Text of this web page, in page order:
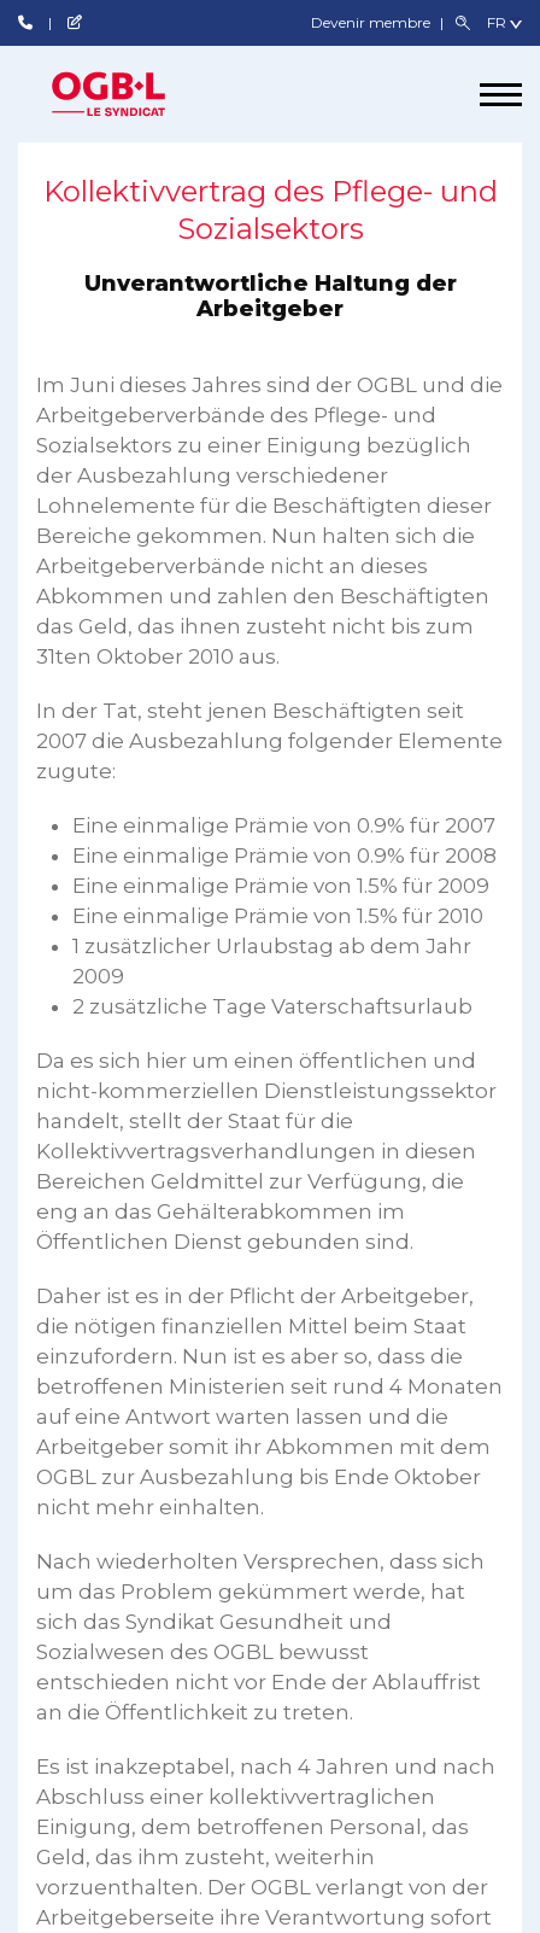
Devenir membre
Kollektivvertrag des Pflege- und
Sozialsektors
Unverantwortliche Haltung der
Arbeitgeber
Im Juni dieses Jahres sind der OGBL und die
Arbeitgeberverbände des Pflege- und
Sozialsektors zu einer Einigung bezüglich
der Ausbezahlung verschiedener
Lohnelemente für die Beschäftigten dieser
Bereiche gekommen. Nun halten sich die
Arbeitgeberverbände nicht an dieses
Abkommen und zahlen den Beschäftigten
das Geld, das ihnen zusteht nicht bis zum
31ten Oktober 2010 aus.
In der Tat, steht jenen Beschäftigten seit
2007 die Ausbezahlung folgender Elemente
zugute:
Eine einmalige Prämie von 0.9% für 2007
Eine einmalige Prämie von 0.9% für 2008
Eine einmalige Prämie von 1.5% für 2009
Eine einmalige Prämie von 1.5% für 2010
1 zusätzlicher Urlaubstag ab dem Jahr
2009
2 zusätzliche Tage Vaterschaftsurlaub
Da es sich hier um einen öffentlichen und
nicht-kommerziellen Dienstleistungssektor
handelt, stellt der Staat für die
Kollektivvertragsverhandlungen in diesen
Bereichen Geldmittel zur Verfügung, die
eng an das Gehälterabkommen im
Öffentlichen Dienst gebunden sind.
Daher ist es in der Pflicht der Arbeitgeber,
die nötigen finanziellen Mittel beim Staat
einzufordern. Nun ist es aber so, dass die
betroffenen Ministerien seit rund 4 Monaten
auf eine Antwort warten lassen und die
Arbeitgeber somit ihr Abkommen mit dem
OGBL zur Ausbezahlung bis Ende Oktober
nicht mehr einhalten.
Nach wiederholten Versprechen, dass sich
um das Problem gekümmert werde, hat
sich das Syndikat Gesundheit und
Sozialwesen des OGBL bewusst
entschieden nicht vor Ende der Ablauffrist
an die Öffentlichkeit zu treten.
Es ist inakzeptabel, nach 4 Jahren und nach
Abschluss einer kollektivvertraglichen
Einigung, dem betroffenen Personal, das
Geld, das ihm zusteht, weiterhin
vorzuenthalten. Der OGBL verlangt von der
Arbeitgeberseite ihre Verantwortung sofort